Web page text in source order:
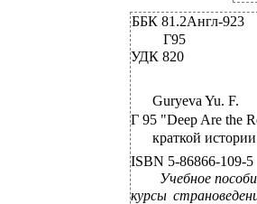
ББК 81.2Англ-923
Г95
УДК 820
Guryeva Yu. F.
Г 95 "Deep Are the
краткой
ISBN 5-86866-109-5
Учебное
курсы